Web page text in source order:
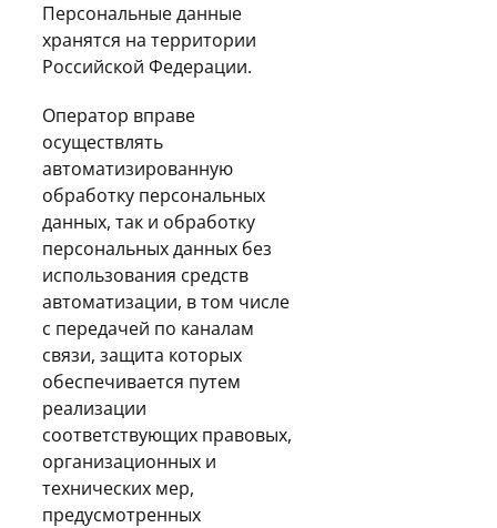
Персональные данные
хранятся на территории
Российской Федерации.
Оператор вправе
осуществлять
автоматизированную
обработку персональных
данных, так и обработку
персональных данных без
использования средств
автоматизации, в том числе
с передачей по каналам
связи, защита которых
обеспечивается путем
реализации
соответствующих правовых,
организационных и
технических мер,
предусмотренных